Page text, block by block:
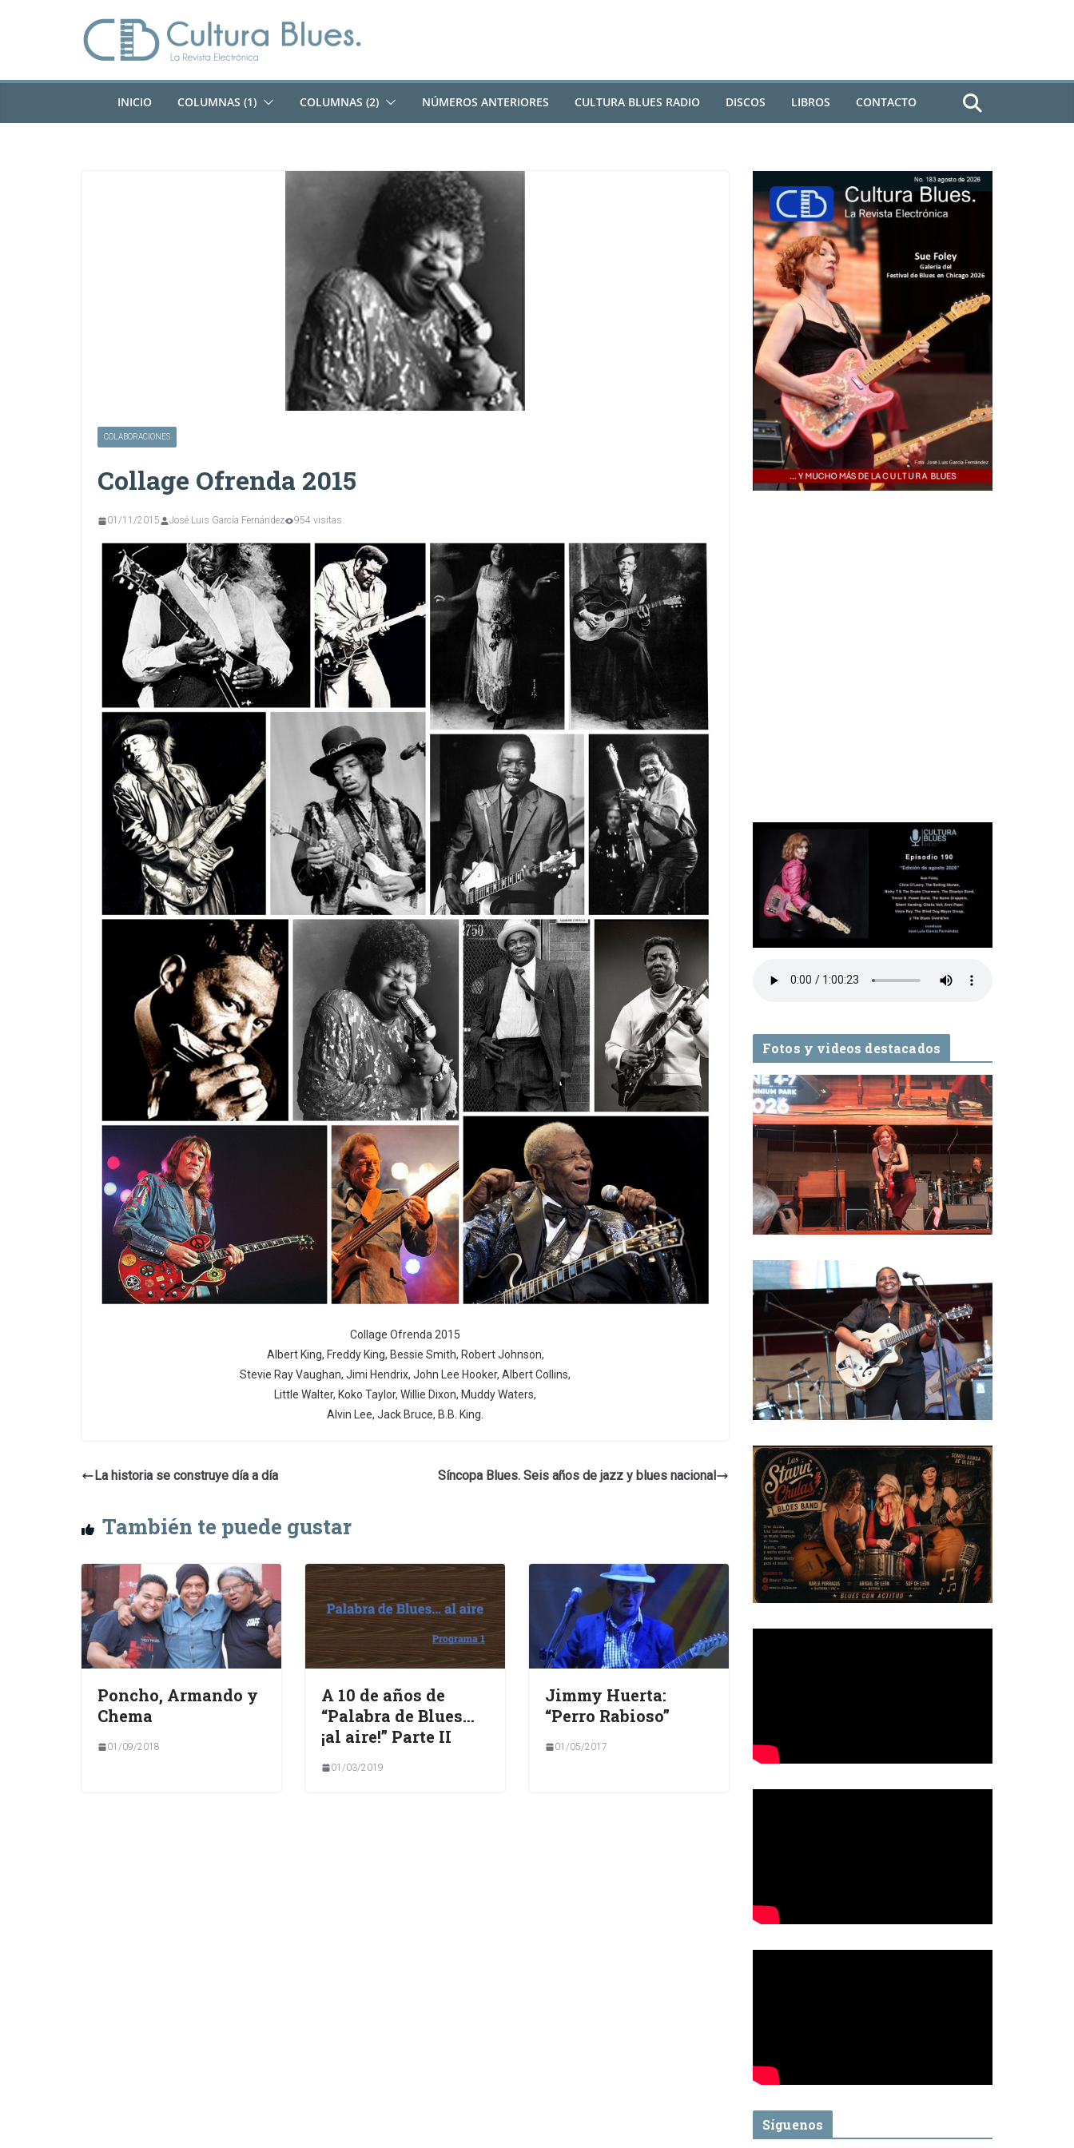
INICIO COLUMNAS (1) COLUMNAS (2) NÚMEROS ANTERIORES CULTURA BLUES RADIO DISCOS LIBROS CONTACTO
COLABORACIONES
Collage Ofrenda 2015
01/11/2015 José Luis García Fernández 954 visitas
Collage Ofrenda 2015
Albert King, Freddy King, Bessie Smith, Robert Johnson,
Stevie Ray Vaughan, Jimi Hendrix, John Lee Hooker, Albert Collins,
Little Walter, Koko Taylor, Willie Dixon, Muddy Waters,
Alvin Lee, Jack Bruce, B.B. King.
La historia se construye día a día Síncopa Blues. Seis años de jazz y blues nacional
También te puede gustar
Poncho, Armando y
Chema
01/09/2018
A 10 de años de
“Palabra de Blues…
¡al aire!” Parte II
01/03/2019
Jimmy Huerta:
“Perro Rabioso”
01/05/2017
Fotos y videos destacados
Síguenos